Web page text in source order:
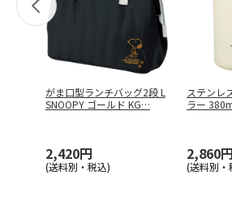
がま口型ランチバッグ2段 L
SNOOPY ゴールド KG…
2,420円
(送料別・税込)
ステンレ
ラー
2,860円
(送料別・